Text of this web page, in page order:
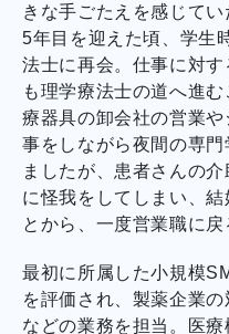
きな手ごたえを感じてい
5年目を迎えた頃、学生
法士に再会。仕事に対
も理学療法士の道へ進
療器具の卸会社の営業
事をしながら夜間の専
ましたが、患者さんの
に怪我をしてしまい、
とから、一度営業職に戻
最初に所属した小規模
を評価され、製薬企業
などの業務を担当。医